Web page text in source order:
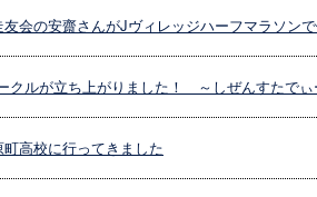
会の安齋さんがJヴィレッジハーフマラソンで
クルが立ち上がりました！ ～しぜんすたでぃ
高校に行ってきました